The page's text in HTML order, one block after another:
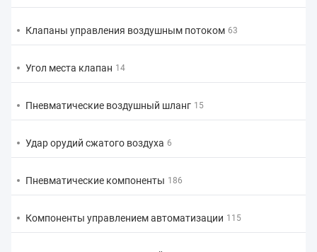
Клапаны управления воздушным потоком 63
Угол места клапан 14
Пневматические воздушный шланг 15
Удар орудий сжатого воздуха 6
Пневматические компоненты 186
Компоненты управлением автоматизации 115